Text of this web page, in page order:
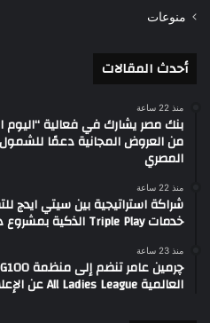
منوعات
أحدث المقالات
منذ 22 ساعة
بنك مصر يشارك في فعالية “اليوم
من العروض المجانية دعمًا للشمول
المصري
منذ 22 ساعة
شراكة استراتيجية بين سيتي ايدج
خدمات Triple Play الذكية بمشروع داون تاون بالعلمين الجديدة
منذ 23 ساعة
العالمية All Ladies League عن الإعلام الرقمي والتجارة الإلكترونية